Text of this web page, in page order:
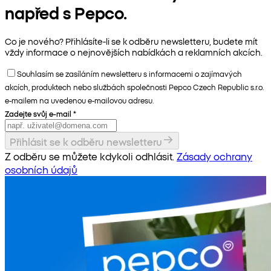
napřed s Pepco.
Co je nového? Přihlásíte-li se k odběru newsletteru, budete mít
vždy informace o nejnovějších nabídkách a reklamních akcích.
Souhlasím se zasíláním newsletteru s informacemi o zajímavých
akcích, produktech nebo službách společnosti Pepco Czech Republic s.r.o.
e-mailem na uvedenou e-mailovou adresu.
Zadejte svůj e-mail *
Přihlásit se k odběru newsletteru
Z odběru se můžete kdykoli odhlásit. Zásady ochrany
osobních údajů